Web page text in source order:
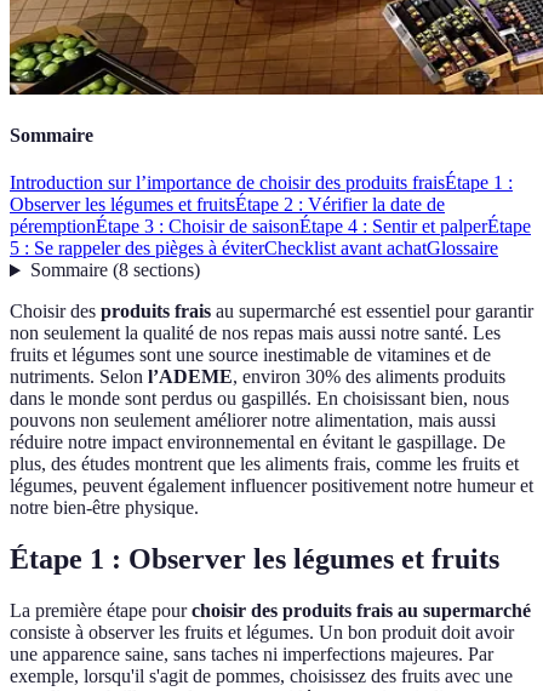
Sommaire
Introduction sur l’importance de choisir des produits fraisÉtape 1 :
Observer les légumes et fruitsÉtape 2 : Vérifier la date de
péremptionÉtape 3 : Choisir de saisonÉtape 4 : Sentir et palperÉtape
5 : Se rappeler des pièges à éviterChecklist avant achatGlossaire
Sommaire(8 sections)
Choisir des produits frais au supermarché est essentiel pour garantir
non seulement la qualité de nos repas mais aussi notre santé. Les
fruits et légumes sont une source inestimable de vitamines et de
nutriments. Selon l’ADEME, environ 30% des aliments produits
dans le monde sont perdus ou gaspillés. En choisissant bien, nous
pouvons non seulement améliorer notre alimentation, mais aussi
réduire notre impact environnemental en évitant le gaspillage. De
plus, des études montrent que les aliments frais, comme les fruits et
légumes, peuvent également influencer positivement notre humeur et
notre bien-être physique.
Étape 1 : Observer les légumes et fruits
La première étape pourchoisir des produits frais au supermarché
consiste à observer les fruits et légumes. Un bon produit doit avoir
une apparence saine, sans taches ni imperfections majeures. Par
exemple, lorsqu'il s'agit de pommes, choisissez des fruits avec une